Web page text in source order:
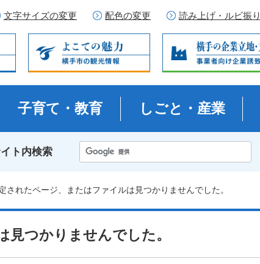
文字サイズの変更 配色の変更 読み上げ・ルビ振り
子育て・教育 しごと・産業
ト内検索
されたページ、またはファイルは見つかりませんでした。
つかりませんでした。